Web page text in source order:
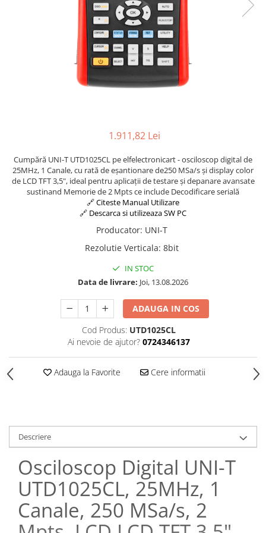
1.911,82 Lei
Cumpără UNI-T UTD1025CL pe elfelectronicart - osciloscop digital de
25MHz, 1 Canale, cu rată de eșantionare de250 MSa/s și display color
de LCD TFT 3,5", ideal pentru aplicații de testare și depanare avansate
sustinand Memorie de 2 Mpts ce include Decodificare serială
🔗 Citeste Manual Utilizare
🔗 Descarca si utilizeaza SW PC
Producator: UNI-T
Rezolutie Verticala: 8bit
IN STOC
Data de livrare: Joi, 13.08.2026
ADAUGA IN COS
Cod Produs: UTD1025CL
Ai nevoie de ajutor? 0724346137
Adauga la Favorite Cere informatii
Descriere
Osciloscop Digital UNI-T
UTD1025CL, 25MHz, 1
Canale, 250 MSa/s, 2